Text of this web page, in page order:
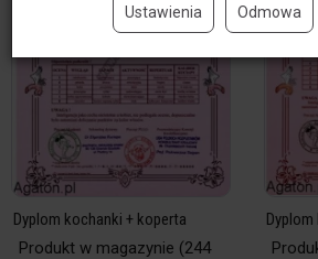
Dyplom kochanki + koperta
Produkt w magazynie (244
Ustawienia Odmowa